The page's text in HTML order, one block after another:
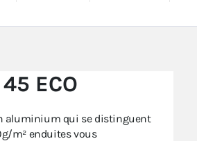
ECO
aluminium qui se distinguent
m² enduites vous